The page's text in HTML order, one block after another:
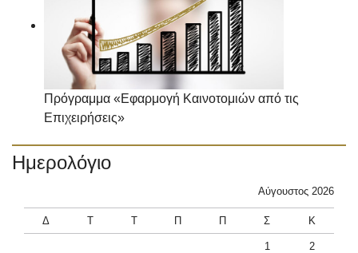
Πρόγραμμα «Εφαρμογή Καινοτομιών από τις
Επιχειρήσεις»
Ημερολόγιο
Αύγουστος 2026
Δ Τ Τ Π Π Σ Κ
1 2